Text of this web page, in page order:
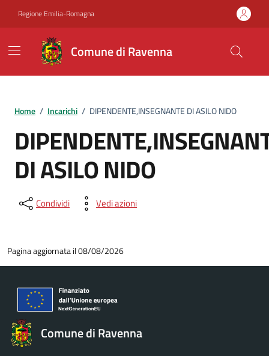
Regione Emilia-Romagna
Comune di Ravenna
Home / Incarichi / DIPENDENTE,INSEGNANTE DI ASILO NIDO
DI ASILO NIDO
Condividi Vedi azioni
Pagina aggiornata il 08/08/2026
Comune di Ravenna